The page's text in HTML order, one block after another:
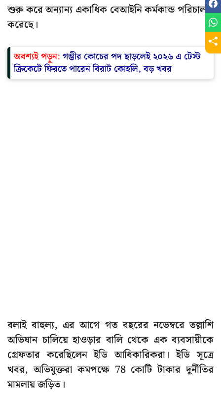
শুরু করে অন্যান্য একাধিক বেআইনি কর্মকান্ড পরিচালনা
করেছে।
অবশ্যই পড়ুন: গম্ভীর কোচের পদ ছাড়লেই ২০২৬ এ টেস্ট
ক্রিকেটে ফিরতে পারেন বিরাট কোহলি, বড় খবর
বলাই বাহুল্য, এর আগে গত বছরের নভেম্বরে তল্লাশি
অভিযান চালিয়ে হাওড়ার বালি থেকে এক ব্যবসায়ীকে
গ্রেফতার করেছিলেন ইডি আধিকারিকরা। ইডি সূত্রে
খবর, অভিযুক্তরা কমপক্ষে 78 কোটি টাকার দুর্নীতির
মামলায় জড়িত।